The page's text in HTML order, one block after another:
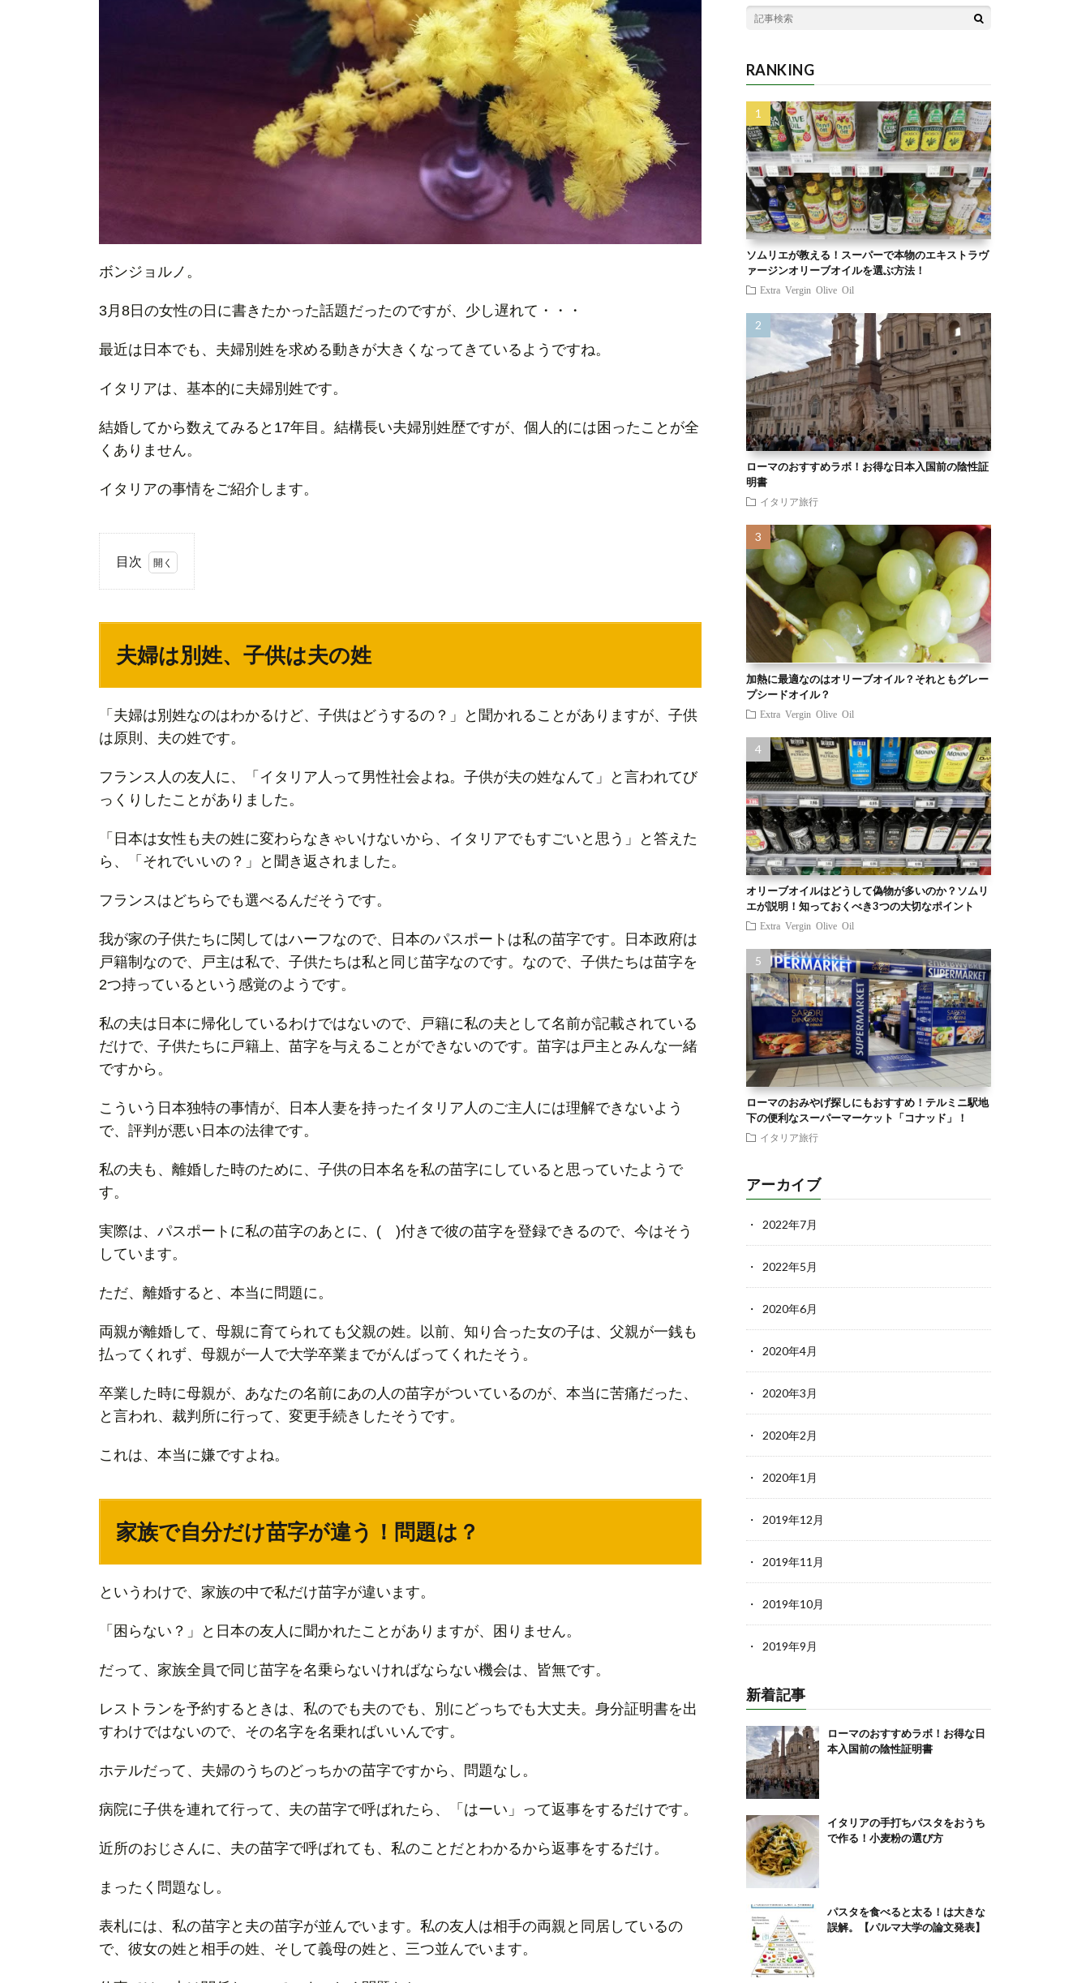
ボンジョルノ。
3月8日の女性の日に書きたかった話題だったのですが、少し遅れて・・・
最近は日本でも、夫婦別姓を求める動きが大きくなってきているようですね。
イタリアは、基本的に夫婦別姓です。
結婚してから数えてみると17年目。結構長い夫婦別姓歴ですが、個人的には困ったことが全
くありません。
イタリアの事情をご紹介します。
目次
1.
姓、
の姓
家族
で自
け苗
字が
う！
問題
は？
3.
同姓
希望
な
手続
きが
る
夫
婦
姓
ま
と
め
夫婦は別姓、子供は夫の姓
「夫婦は別姓なのはわかるけど、子供はどうするの？」と聞かれることがありますが、子供
は原則、夫の姓です。
フランス人の友人に、「イタリア人って男性社会よね。子供が夫の姓なんて」と言われてび
っくりしたことがありました。
「日本は女性も夫の姓に変わらなきゃいけないから、イタリアでもすごいと思う」と答えた
ら、「それでいいの？」と聞き返されました。
フランスはどちらでも選べるんだそうです。
我が家の子供たちに関してはハーフなので、日本のパスポートは私の苗字です。日本政府は
戸籍制なので、戸主は私で、子供たちは私と同じ苗字なのです。なので、子供たちは苗字を
2つ持っているという感覚のようです。
私の夫は日本に帰化しているわけではないので、戸籍に私の夫として名前が記載されている
だけで、子供たちに戸籍上、苗字を与えることができないのです。苗字は戸主とみんな一緒
ですから。
こういう日本独特の事情が、日本人妻を持ったイタリア人のご主人には理解できないよう
で、評判が悪い日本の法律です。
私の夫も、離婚した時のために、子供の日本名を私の苗字にしていると思っていたようで
す。
実際は、パスポートに私の苗字のあとに、( )付きで彼の苗字を登録できるので、今はそう
しています。
ただ、離婚すると、本当に問題に。
両親が離婚して、母親に育てられても父親の姓。以前、知り合った女の子は、父親が一銭も
払ってくれず、母親が一人で大学卒業までがんばってくれたそう。
卒業した時に母親が、あなたの名前にあの人の苗字がついているのが、本当に苦痛だった、
と言われ、裁判所に行って、変更手続きしたそうです。
これは、本当に嫌ですよね。
家族で自分だけ苗字が違う！問題は？
というわけで、家族の中で私だけ苗字が違います。
「困らない？」と日本の友人に聞かれたことがありますが、困りません。
だって、家族全員で同じ苗字を名乗らないければならない機会は、皆無です。
レストランを予約するときは、私のでも夫のでも、別にどっちでも大丈夫。身分証明書を出
すわけではないので、その名字を名乗ればいいんです。
ホテルだって、夫婦のうちのどっちかの苗字ですから、問題なし。
病院に子供を連れて行って、夫の苗字で呼ばれたら、「はーい」って返事をするだけです。
近所のおじさんに、夫の苗字で呼ばれても、私のことだとわかるから返事をするだけ。
まったく問題なし。
表札には、私の苗字と夫の苗字が並んでいます。私の友人は相手の両親と同居しているの
で、彼女の姓と相手の姓、そして義母の姓と、三つ並んでいます。
RANKING
ソムリエが教える！スーパーで本物のエキストラヴ
ァージンオリーブオイルを選ぶ方法！
Extra Vergin Olive Oil
ローマのおすすめラボ！お得な日本入国前の陰性証
明書
イタリア旅行
加熱に最適なのはオリーブオイル？それともグレー
プシードオイル？
Extra Vergin Olive Oil
オリーブオイルはどうして偽物が多いのか？ソムリ
エが説明！知っておくべき3つの大切なポイント
Extra Vergin Olive Oil
ローマのおみやげ探しにもおすすめ！テルミニ駅地
下の便利なスーパーマーケット「コナッド」！
イタリア旅行
アーカイブ
2022年7月
2022年5月
2020年6月
2020年4月
2020年3月
2020年2月
2020年1月
2019年12月
2019年11月
2019年10月
2019年9月
新着記事
ローマのおすすめラボ！お得な日
本入国前の陰性証明書
イタリアの手打ちパスタをおうち
で作る！小麦粉の選び方
パスタを食べると太る！は大きな
誤解。【パルマ大学の論文発表】